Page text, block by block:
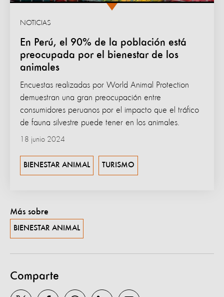
En Perú, el 90% de la población está
preocupada por el bienestar de los
animales
NOTICIAS
Encuestas realizadas por World Animal Protection
demuestran una gran preocupación entre
consumidores peruanos por el impacto que el tráfico
de fauna silvestre puede tener en los animales.
18 junio 2024
BIENESTAR ANIMAL TURISMO
Más sobre
BIENESTAR ANIMAL
Comparte